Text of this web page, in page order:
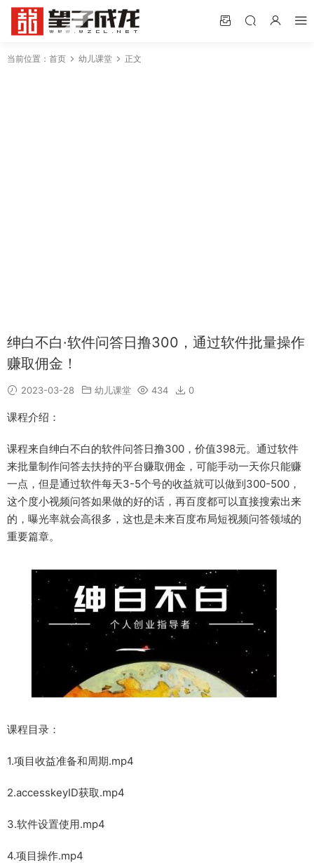
当前位置： 首页 幼儿课堂 正文
绅白不白·软件问答日撸300，通过软件批量操作
赚取佣金！
2023-03-28 幼儿课堂 434 0
课程介绍：
课程来自绅白不白的软件问答日撸300，价值398元。通过软件
来批量制作问答去扶持的平台赚取佣金，可能手动一天你只能赚
一点，但是通过软件每天3-5个号的收益就可以做到300-500，
这个度小视频问答如果做的好的话，再百度都可以直接搜索出来
的，曝光率就会高很多，这也是未来百度布局短视频问答领域的
重要篇章。
课程目录：
1.项目收益准备和周期.mp4
2.accesskeyID获取.mp4
3.软件设置使用.mp4
4.项目操作.mp4